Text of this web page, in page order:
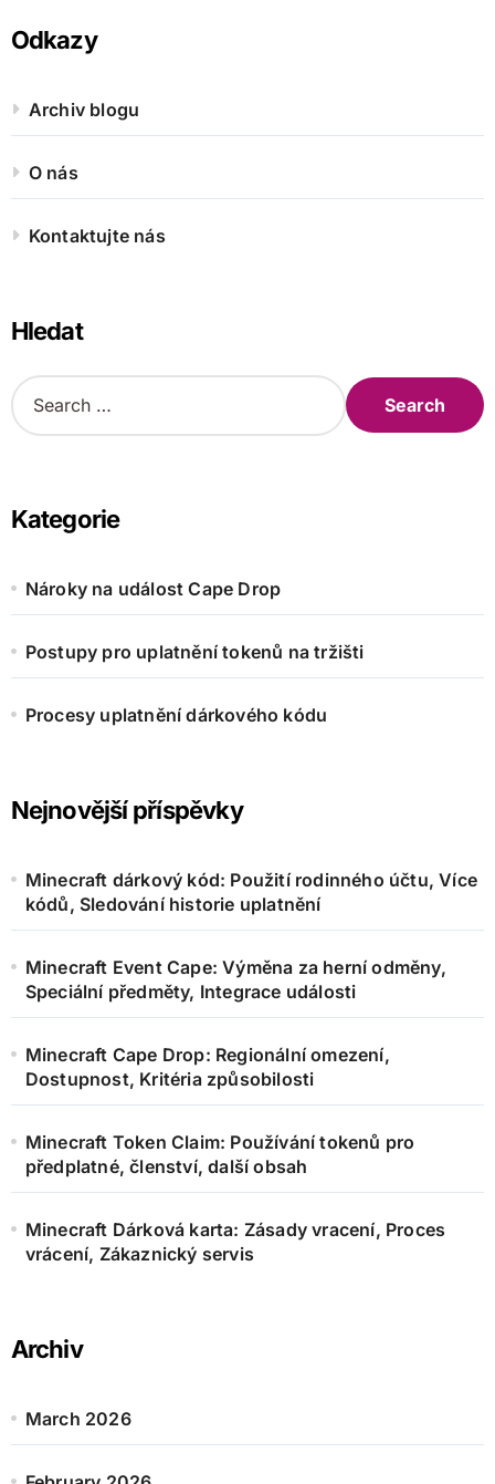
Odkazy
Archiv blogu
O nás
Kontaktujte nás
Hledat
S
e
h
f
r
Kategorie
Nároky na událost Cape Drop
Postupy pro uplatnění tokenů na tržišti
Procesy uplatnění dárkového kódu
Nejnovější příspěvky
Minecraft dárkový kód: Použití rodinného účtu, Více
kódů, Sledování historie uplatnění
Minecraft Event Cape: Výměna za herní odměny,
Speciální předměty, Integrace události
Minecraft Cape Drop: Regionální omezení,
Dostupnost, Kritéria způsobilosti
Minecraft Token Claim: Používání tokenů pro
předplatné, členství, další obsah
Minecraft Dárková karta: Zásady vracení, Proces
vrácení, Zákaznický servis
Archiv
March 2026